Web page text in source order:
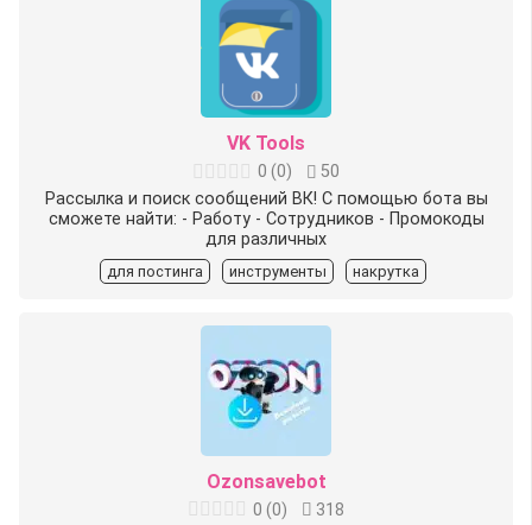
VK Tools
0 (0)
50
Рассылка и поиск сообщений ВК! С помощью бота вы
сможете найти: - Работу - Сотрудников - Промокоды
для различных
для постинга инструменты накрутка
Ozonsavebot
0 (0)
318